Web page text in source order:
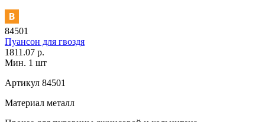
84501
Пуансон для гвоздя
1811.07 р.
Мин. 1 шт
Артикул 84501
Материал металл